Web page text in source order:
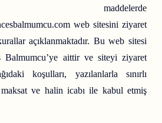
maddelerde
web sitesini ziyaret
açıklanmaktadır. Bu web sitesi
Balmumcu’ye aittir ve siteyi ziyaret
koşulları, yazılanlarla sınırlı
ve halin icabı ile kabul etmiş